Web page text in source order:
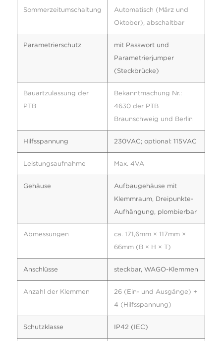
Sommerzeitumschaltung
Automatisch (März und
Oktober), abschaltbar
Parametrierschutz
mit Passwort und
Parametrierjumper
(Steckbrücke)
Bauartzulassung der
PTB
Bekanntmachung Nr.:
4630 der PTB
Braunschweig und Berlin
Hilfsspannung 230VAC; optional: 115VAC
Leistungsaufnahme Max. 4VA
Gehäuse
Aufbaugehäuse mit
Klemmraum, Dreipunkte-
Aufhängung, plombierbar
Abmessungen
ca. 171,6mm × 117mm ×
66mm (B × H × T)
Anschlüsse steckbar, WAGO-Klemmen
Anzahl der Klemmen
26 (Ein- und Ausgänge) +
4 (Hilfsspannung)
Schutzklasse IP42 (IEC)